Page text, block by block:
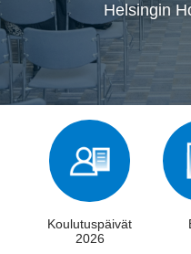
Helsingin
Koulutuspäivät
2026